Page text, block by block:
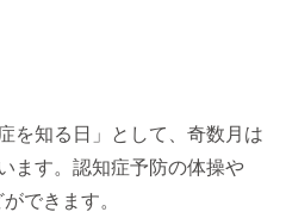
を知る日」として、奇数月は
ます。認知症予防の体操や
できます。